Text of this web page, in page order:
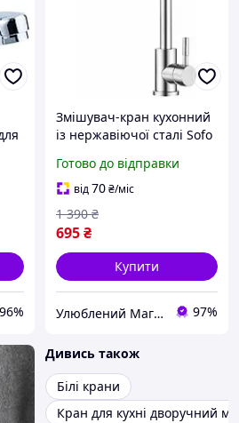
96%
Змішувач-кран кухонний
із нержавіючої сталі Sofo
Готово до відправки
від70₴/міс
695₴
1 390 ₴
Купити
Улюблений Магазин 97%
Дивись також
Білі крани
Кран для кухні дворучний